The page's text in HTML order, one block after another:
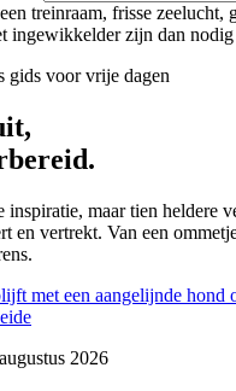
een treinraam, frisse zeelucht,
ingewikkelder zijn dan nodig
gids voor vrije dagen
inspiratie, maar tien heldere
en vertrekt. Van een
2026